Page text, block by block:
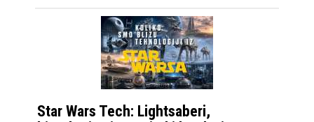
Star Wars Tech: Lightsaberi,